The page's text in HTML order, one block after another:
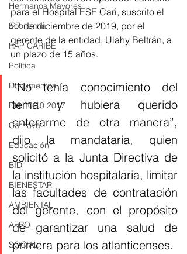
Hermanos Mayores
Economía
RAP CARIBE
Política
Documentos
Día 10/10 2017
Carnaval
Educación
BID
BIENESTAR
AMBIENTAL
AFRO
SOCIAL
para el Hospital ESE Cari, suscrito el
27 de diciembre de 2019, por el
gerente de la entidad, Ulahy Beltrán, a
un plazo de 15 años.
“No tenía conocimiento del
tema y hubiera querido
enterarme de otra manera”,
dijo la mandataria, quien
solicitó a la Junta Directiva de
la institución hospitalaria, limitar
las facultades de contratación
del gerente, con el propósito
de garantizar una salud de
primera para los atlanticenses.